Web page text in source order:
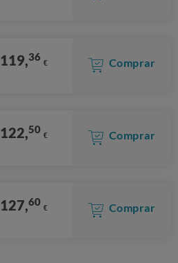
119,36 € Comprar
122,50 € Comprar
127,60 € Comprar